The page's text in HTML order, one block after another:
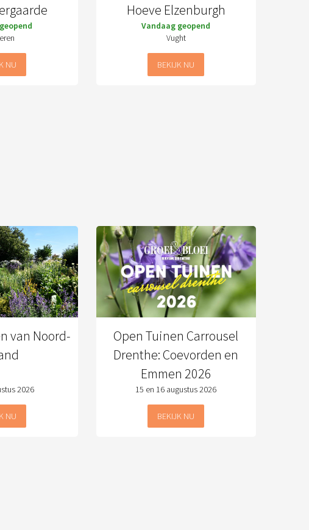
NU
Hoeve Elzenburgh
Vandaag geopend
Vught
BEKIJK NU
van Noord-
2026
NU
Open Tuinen Carrousel
Drenthe: Coevorden en
Emmen 2026
15 en 16 augustus 2026
BEKIJK NU